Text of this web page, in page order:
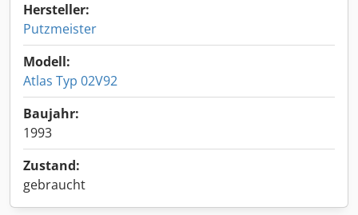
Hersteller:
Putzmeister
Modell:
Atlas Typ 02V92
Baujahr:
1993
Zustand:
gebraucht